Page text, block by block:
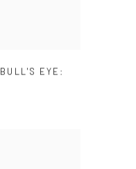
BULL'S EYE: